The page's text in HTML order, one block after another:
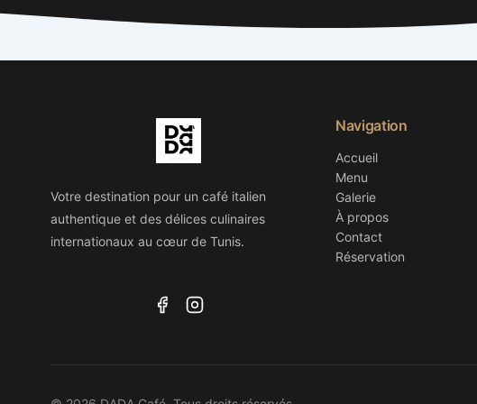
Votre destination pour un café italien
authentique et des délices culinaires
internationaux au cœur de Tunis.
Navigation
Accueil
Menu
Galerie
À propos
Contact
Réservation